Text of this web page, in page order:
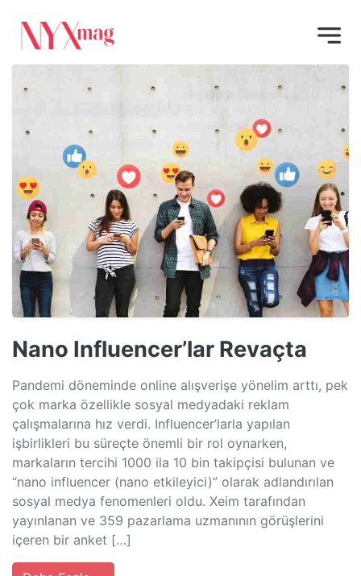
Nano Influencer’lar Revaçta
Pandemi döneminde online alışverişe yönelim arttı, pek
çok marka özellikle sosyal medyadaki reklam
çalışmalarına hız verdi. Influencer’larla yapılan
işbirlikleri bu süreçte önemli bir rol oynarken,
markaların tercihi 1000 ila 10 bin takipçisi bulunan ve
“nano influencer (nano etkileyici)” olarak adlandırılan
sosyal medya fenomenleri oldu. Xeim tarafından
yayınlanan ve 359 pazarlama uzmanının görüşlerini
içeren bir anket […]